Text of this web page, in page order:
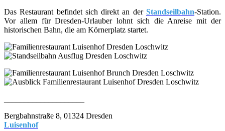
Das Restaurant befindet sich direkt an der Standseilbahn-Station.
Vor allem für Dresden-Urlauber lohnt sich die Anreise mit der
historischen Bahn, die am Körnerplatz startet.
Bergbahnstraße 8, 01324 Dresden
Luisenhof